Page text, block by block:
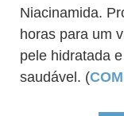
Niacinamida.
horas para um
pele hidratada
saudável. (